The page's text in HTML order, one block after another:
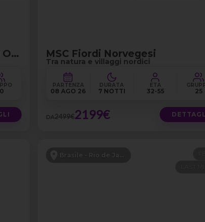
Marsala - Favignana e la Sicilia Occidentale MSC Fiordi Norvegesi
Tra natura e villaggi nordici
PARTENZA
08 AGO 26
DURATA
7 NOTTI
ETÀ
32-55 25
DA2499€2199€
Brasile - Rio de Janeiro e Buzios